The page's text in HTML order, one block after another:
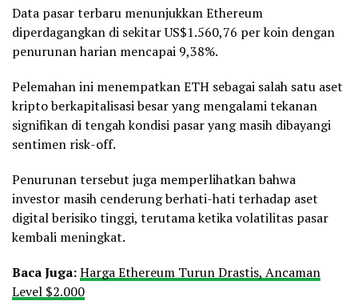
Data pasar terbaru menunjukkan Ethereum
diperdagangkan di sekitar US$1.560,76 per koin dengan
penurunan harian mencapai 9,38%.
Pelemahan ini menempatkan ETH sebagai salah satu aset
kripto berkapitalisasi besar yang mengalami tekanan
signifikan di tengah kondisi pasar yang masih dibayangi
sentimen risk-off.
Penurunan tersebut juga memperlihatkan bahwa
investor masih cenderung berhati-hati terhadap aset
digital berisiko tinggi, terutama ketika volatilitas pasar
kembali meningkat.
Baca Juga:Harga Ethereum Turun Drastis, Ancaman
Level $2.000